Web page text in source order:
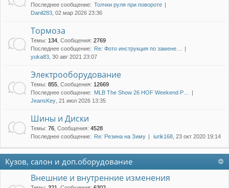
Последнее сообщение: Толчки руля при повороте
Danil283 , 02 мар 2026 23:36
Тормоза
Темы: 134 Сообщения: 2769
Последнее сообщение: Re: Фото инструкция по замене…
yuka83 , 30 авг 2021 23:07
Электрооборудование
Темы: 855 Сообщения: 12669
Последнее сообщение: MLB The Show 26 HOF Weekend P…
JeansKey , 21 июл 2026 13:35
Шины и Диски
Темы: 76 Сообщения: 4528
Последнее сообщение: Re: Резина на Зиму iurik168 , 23 окт 2020 19:14
Кузов, салон и доп.оборудование
Внешние и внутренние изменения